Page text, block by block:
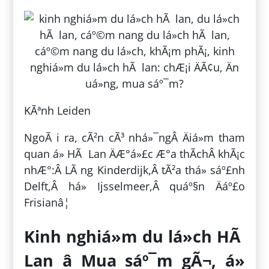
KÃªnh Leiden
NgoÃ i ra, cÃ²n cÃ³ nhá»¯ngÂ Äiá»m tham
quan á» HÃ Lan ÄÆ°á»£c Æ°a thÃ­chÂ khÃ¡c
nhÆ°:Â LÃ ng Kinderdijk,Â tÃ²a thá» sáº£nh
Delft,Â há» Ijsselmeer,Â quáº§n Äáº£o
Frisianâ¦
Kinh nghiá»m du lá»ch HÃ
Lan â Mua sáº¯m gÃ¬, á»